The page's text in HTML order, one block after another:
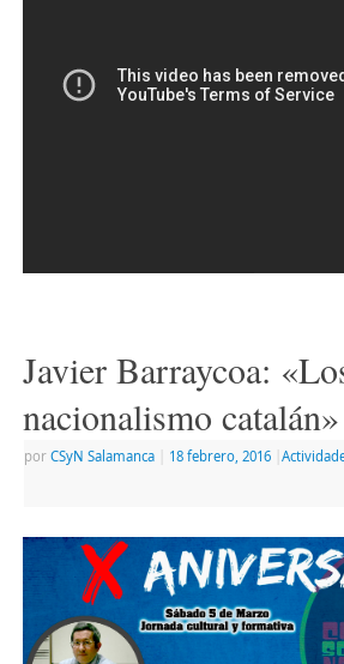
Javier Barraycoa:
nacionalismo catalán»
por CSyN Salamanca 18 febrero, 2016